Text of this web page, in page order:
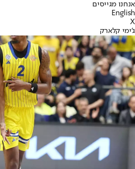
אנחנו מגייסים
English
X
ג'ימי קלארק